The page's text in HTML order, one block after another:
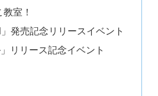
室！
発売記念リリースイベント
リリース記念イベント